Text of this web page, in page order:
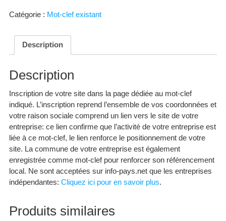
de
Catégorie : Mot-clef existant
Description
Description
Inscription de votre site dans la page dédiée au mot-clef
indiqué. L’inscription reprend l’ensemble de vos coordonnées et
votre raison sociale comprend un lien vers le site de votre
entreprise: ce lien confirme que l’activité de votre entreprise est
liée à ce mot-clef, le lien renforce le positionnement de votre
site. La commune de votre entreprise est également
enregistrée comme mot-clef pour renforcer son référencement
local. Ne sont acceptées sur info-pays.net que les entreprises
indépendantes: Cliquez ici pour en savoir plus.
Produits similaires